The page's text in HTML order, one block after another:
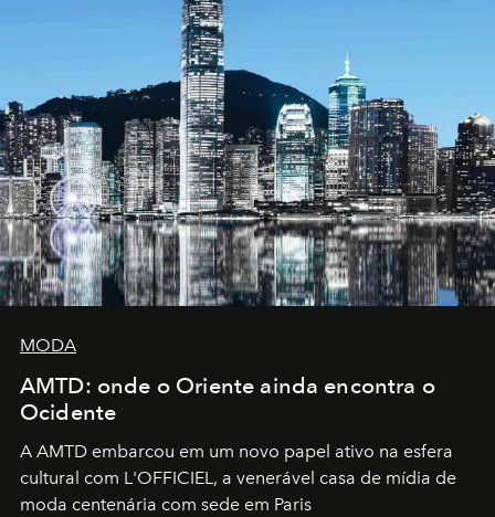
MODA
AMTD: onde o Oriente ainda encontra o
Ocidente
A AMTD embarcou em um novo papel ativo na esfera
cultural com L'OFFICIEL, a venerável casa de mídia de
moda centenária com sede em Paris